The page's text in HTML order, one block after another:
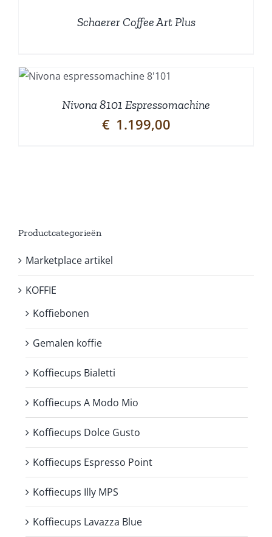
Schaerer Coffee Art Plus
Nivona 8101 Espressomachine
€ 1.199,00
Productcategorieën
Marketplace artikel
KOFFIE
Koffiebonen
Gemalen koffie
Koffiecups Bialetti
Koffiecups A Modo Mio
Koffiecups Dolce Gusto
Koffiecups Espresso Point
Koffiecups Illy MPS
Koffiecups Lavazza Blue